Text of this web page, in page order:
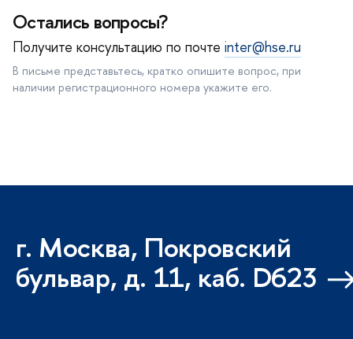
Остались вопросы?
Получите консультацию по почте inter@hse.ru
В письме представьтесь, кратко опишите вопрос, при
наличии регистрационного номера укажите его.
г. Москва, Покровский
бульвар, д. 11, каб. D623